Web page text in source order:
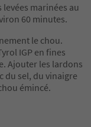
levées marinées au
60 minutes.
le chou.
IGP en fines
Ajouter les lardons
du sel, du vinaigre
émincé.